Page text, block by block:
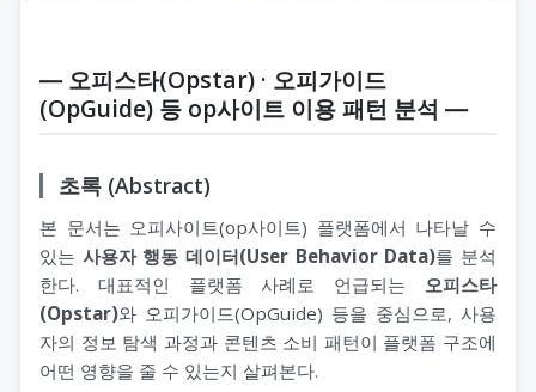
― 오피스타(Opstar) · 오피가이드
(OpGuide) 등 op사이트 이용 패턴 분석 ―
초록 (Abstract)
본 문서는 오피사이트(op사이트) 플랫폼에서 나타날 수
있는 사용자 행동 데이터(User Behavior Data)를 분석
한다. 대표적인 플랫폼 사례로 언급되는 오피스타
(Opstar)와 오피가이드(OpGuide) 등을 중심으로, 사용
자의 정보 탐색 과정과 콘텐츠 소비 패턴이 플랫폼 구조에
어떤 영향을 줄 수 있는지 살펴본다.